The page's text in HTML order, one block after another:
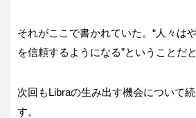
それがここで書かれていた。“人々は
を信頼するようになる”ということだ
次回もLibraの生み出す機会について
す。